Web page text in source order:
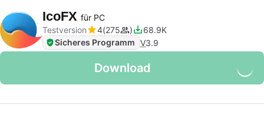
IcoFX für PC
Testversion
4 275
68.9K
Sicheres Programm V3.9
Download